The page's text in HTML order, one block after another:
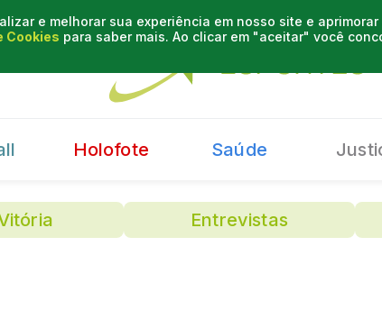
e melhorar sua experiência em nosso site e
Cookies para saber mais. Ao clicar em "aceitar" você
Holofote Saúde
Entrevistas